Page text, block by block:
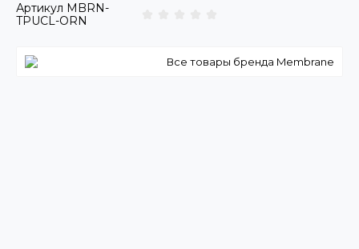
Артикул MBRN-
TPUCL-ORN
Все товары бренда Membrane